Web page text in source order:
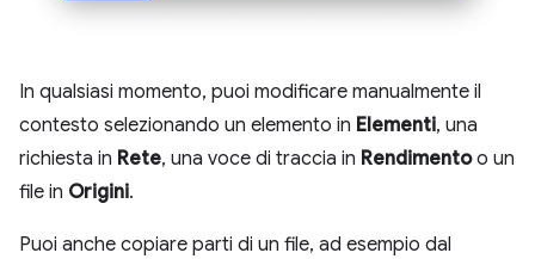
In qualsiasi momento, puoi modificare manualmente il
contesto selezionando un elemento in Elementi, una
richiesta in Rete, una voce di traccia in Rendimentoo un
file in Origini.
Puoi anche copiare parti di un file, ad esempio dal